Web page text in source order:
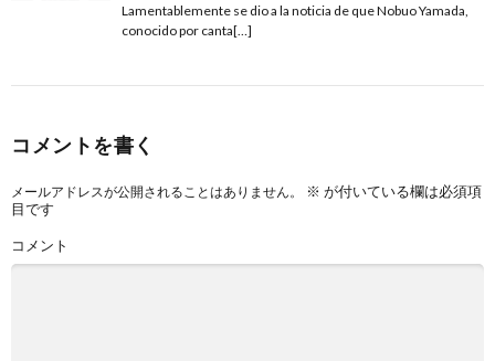
Lamentablemente se dio a la noticia de que Nobuo Yamada,
conocido por canta[…]
コメントを書く
メールアドレスが公開されることはありません。 ※ が付いている欄は必須項
目です
コメント